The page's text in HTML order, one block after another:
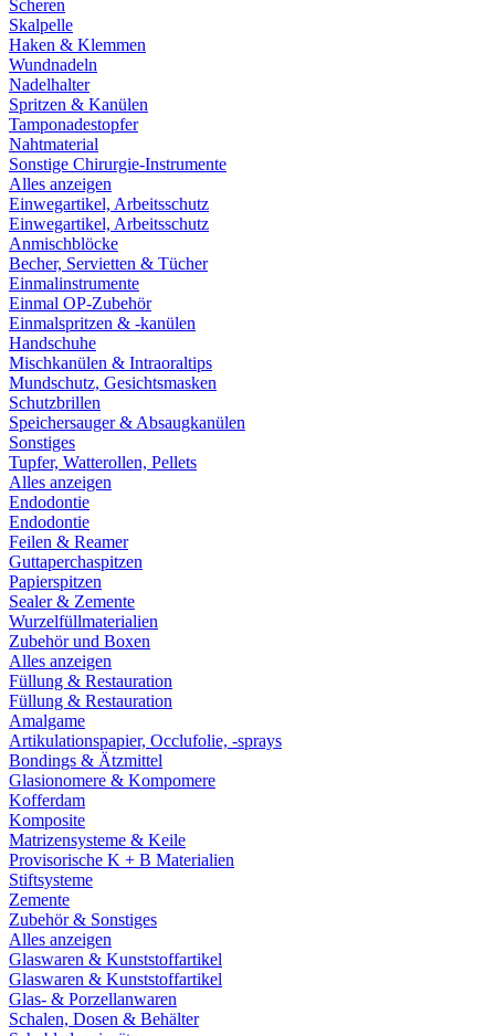
Scheren
Skalpelle
Haken & Klemmen
Wundnadeln
Nadelhalter
Spritzen & Kanülen
Tamponadestopfer
Nahtmaterial
Sonstige Chirurgie-Instrumente
Alles anzeigen
Einwegartikel, Arbeitsschutz
Einwegartikel, Arbeitsschutz
Anmischblöcke
Becher, Servietten & Tücher
Einmalinstrumente
Einmal OP-Zubehör
Einmalspritzen & -kanülen
Handschuhe
Mischkanülen & Intraoraltips
Mundschutz, Gesichtsmasken
Schutzbrillen
Speichersauger & Absaugkanülen
Sonstiges
Tupfer, Watterollen, Pellets
Alles anzeigen
Endodontie
Endodontie
Feilen & Reamer
Guttaperchaspitzen
Papierspitzen
Sealer & Zemente
Wurzelfüllmaterialien
Zubehör und Boxen
Alles anzeigen
Füllung & Restauration
Füllung & Restauration
Amalgame
Artikulationspapier, Occlufolie, -sprays
Bondings & Ätzmittel
Glasionomere & Kompomere
Kofferdam
Komposite
Matrizensysteme & Keile
Provisorische K + B Materialien
Stiftsysteme
Zemente
Zubehör & Sonstiges
Alles anzeigen
Glaswaren & Kunststoffartikel
Glaswaren & Kunststoffartikel
Glas- & Porzellanwaren
Schalen, Dosen & Behälter